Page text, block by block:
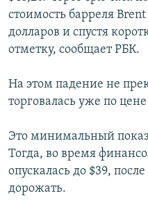
стоимость барреля
долларов и спустя
отметку, сообщает РБК.
На этом падение не
торговалась уже по
Это минимальный
Тогда, во время
опускалась до $39,
дорожать.